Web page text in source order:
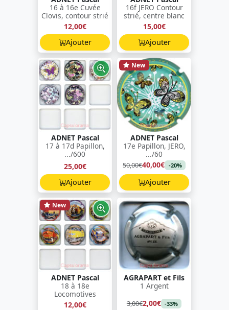
16 à 16e Cuvée
Clovis, contour strié
12,00€
Ajouter
16f JERO Contour
strié, centre blanc
15,00€
Ajouter
ADNET Pascal
17 à 17d Papillon,
.../600
25,00€
Ajouter
New
ADNET Pascal
17e Papillon, JERO,
.../60
50,00€40,00€ -20%
Ajouter
New
ADNET Pascal
18 à 18e
Locomotives
12,00€
AGRAPART et Fils
1 Argent
3,00€2,00€ -33%